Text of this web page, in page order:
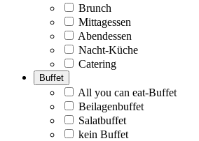
Brunch
Mittagessen
Abendessen
Nacht-Küche
Catering
Buffet
All you can eat-Buffet
Beilagenbuffet
Salatbuffet
kein Buffet